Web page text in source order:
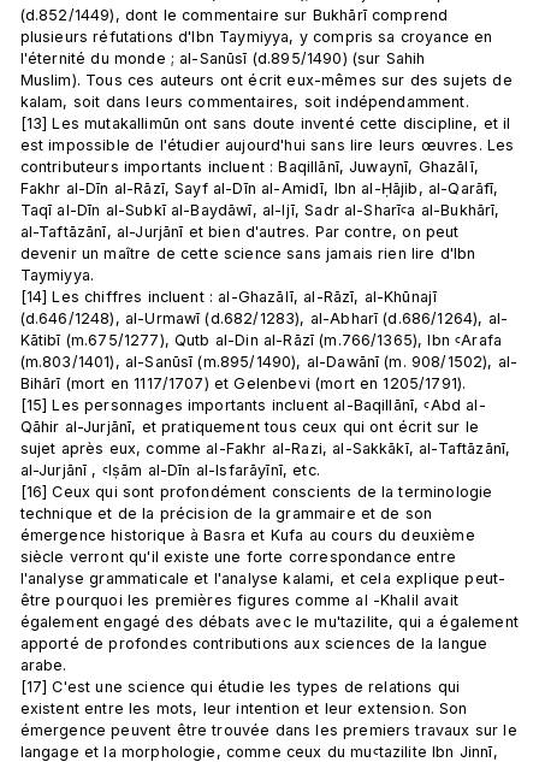
(d.852/1449), dont le commentaire sur Bukhārī comprend
plusieurs réfutations d'Ibn Taymiyya, y compris sa croyance en
l'éternité du monde ; al-Sanūsī (d.895/1490) (sur Sahih
Muslim). Tous ces auteurs ont écrit eux-mêmes sur des sujets de
kalam, soit dans leurs commentaires, soit indépendamment.
[13] Les mutakallimūn ont sans doute inventé cette discipline, et il
est impossible de l'étudier aujourd'hui sans lire leurs œuvres. Les
contributeurs importants incluent : Baqillānī, Juwaynī, Ghazālī,
Fakhr al-Dīn al-Rāzī, Sayf al-Dīn al-Amidī, Ibn al-Ḥājib, al-Qarāfī,
Taqī al-Dīn al-Subkī al-Baydāwī, al-Ijī, Sadr al-Sharīꜥa al-Bukhārī,
al-Taftāzānī, al-Jurjānī et bien d'autres. Par contre, on peut
devenir un maître de cette science sans jamais rien lire d'Ibn
Taymiyya.
[14] Les chiffres incluent : al-Ghazālī, al-Rāzī, al-Khūnajī
(d.646/1248), al-Urmawī (d.682/1283), al-Abharī (d.686/1264), al-
Kātibī (m.675/1277), Qutb al-Din al-Rāzī (m.766/1365), Ibn ꜥArafa
(m.803/1401), al-Sanūsī (m.895/1490), al-Dawānī (m. 908/1502), al-
Bihārī (mort en 1117/1707) et Gelenbevi (mort en 1205/1791).
[15] Les personnages importants incluent al-Baqillānī, ꜥAbd al-
Qāhir al-Jurjānī, et pratiquement tous ceux qui ont écrit sur le
sujet après eux, comme al-Fakhr al-Razi, al-Sakkākī, al-Taftāzānī,
al-Jurjānī , ꜥIṣām al-Dīn al-Isfarāyīnī, etc.
[16] Ceux qui sont profondément conscients de la terminologie
technique et de la précision de la grammaire et de son
émergence historique à Basra et Kufa au cours du deuxième
siècle verront qu'il existe une forte correspondance entre
l'analyse grammaticale et l'analyse kalami, et cela explique peut-
être pourquoi les premières figures comme al -Khalil avait
également engagé des débats avec le mu'tazilite, qui a également
apporté de profondes contributions aux sciences de la langue
arabe.
[17] C'est une science qui étudie les types de relations qui
existent entre les mots, leur intention et leur extension. Son
émergence peuvent être trouvée dans les premiers travaux sur le
langage et la morphologie, comme ceux du muꜥtazilite Ibn Jinnī,